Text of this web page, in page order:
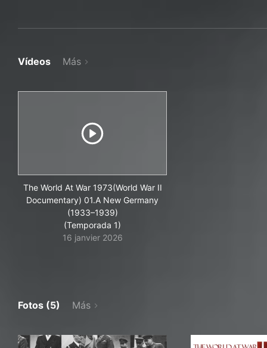
Vídeos Más
The World At War 1973(World War II
Documentary) 01.A New Germany
(1933–1939)
(Temporada 1)
16 janvier 2026
Fotos (5) Más